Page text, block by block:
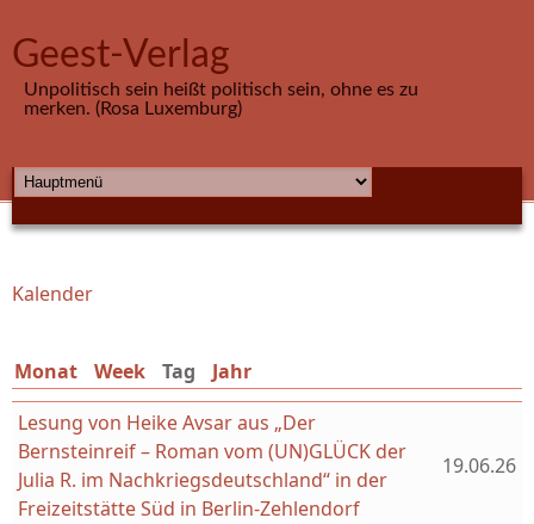
Geest-Verlag
Unpolitisch sein heißt politisch sein, ohne es zu
merken. (Rosa Luxemburg)
HAUPTMENÜ
Sie sind hier
Kalender
Monat Week Tag (aktiver Reiter)
Jahr
Lesung von Heike Avsar aus „Der
Bernsteinreif – Roman vom (UN)GLÜCK der
Julia R. im Nachkriegsdeutschland“ in der
Freizeitstätte Süd in Berlin-Zehlendorf
19.06.26